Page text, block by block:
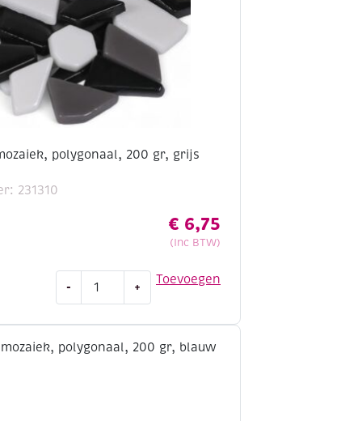
polygonaal, 200 gr, grijs
231310
€ 6,75
(Inc BTW)
Toevoegen
-
glasmozaiek,
gr,
+